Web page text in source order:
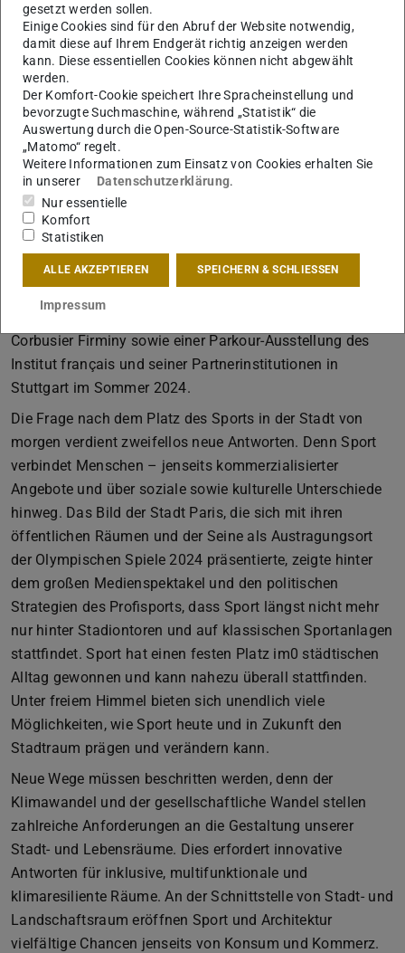
Hrsg. vom Fachgebiet Entwerfen und Stadtentwicklung
(Prof.’in Dr. Annette Rudolph-Cleff)
demain“ war der Titel einer Ausstellung des Site Le
Corbusier Firminy sowie einer Parkour-Ausstellung des
Institut français und seiner Partnerinstitutionen in
Stuttgart im Sommer 2024.
Die Frage nach dem Platz des Sports in der Stadt von
morgen verdient zweifellos neue Antworten. Denn Sport
verbindet Menschen – jenseits kommerzialisierter
Angebote und über soziale sowie kulturelle Unterschiede
hinweg. Das Bild der Stadt Paris, die sich mit ihren
öffentlichen Räumen und der Seine als Austragungsort
der Olympischen Spiele 2024 präsentierte, zeigte hinter
dem großen Medienspektakel und den politischen
Strategien des Profisports, dass Sport längst nicht mehr
nur hinter Stadiontoren und auf klassischen Sportanlagen
stattfindet. Sport hat einen festen Platz im0 städtischen
Alltag gewonnen und kann nahezu überall stattfinden.
Unter freiem Himmel bieten sich unendlich viele
Möglichkeiten, wie Sport heute und in Zukunft den
Stadtraum prägen und verändern kann.
Neue Wege müssen beschritten werden, denn der
Klimawandel und der gesellschaftliche Wandel stellen
zahlreiche Anforderungen an die Gestaltung unserer
Stadt- und Lebensräume. Dies erfordert innovative
Antworten für inklusive, multifunktionale und
klimaresiliente Räume. An der Schnittstelle von Stadt- und
Landschaftsraum eröffnen Sport und Architektur
vielfältige Chancen jenseits von Konsum und Kommerz.
gesetzt werden sollen.
Einige Cookies sind für den Abruf der Website notwendig,
damit diese auf Ihrem Endgerät richtig anzeigen werden
kann. Diese essentiellen Cookies können nicht abgewählt
werden.
Der Komfort-Cookie speichert Ihre Spracheinstellung und
bevorzugte Suchmaschine, während „Statistik“ die
Auswertung durch die Open-Source-Statistik-Software
„Matomo“ regelt.
Weitere Informationen zum Einsatz von Cookies erhalten Sie
in unserer
Datenschutzerklärung.
Nur essentielle
Komfort
Statistiken
ALLE AKZEPTIEREN SPEICHERN & SCHLIESSEN
Impressum